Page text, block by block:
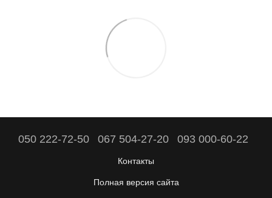
050 222-72-50 067 504-27-20 093 000-60-22
Контакты
Полная версия сайта